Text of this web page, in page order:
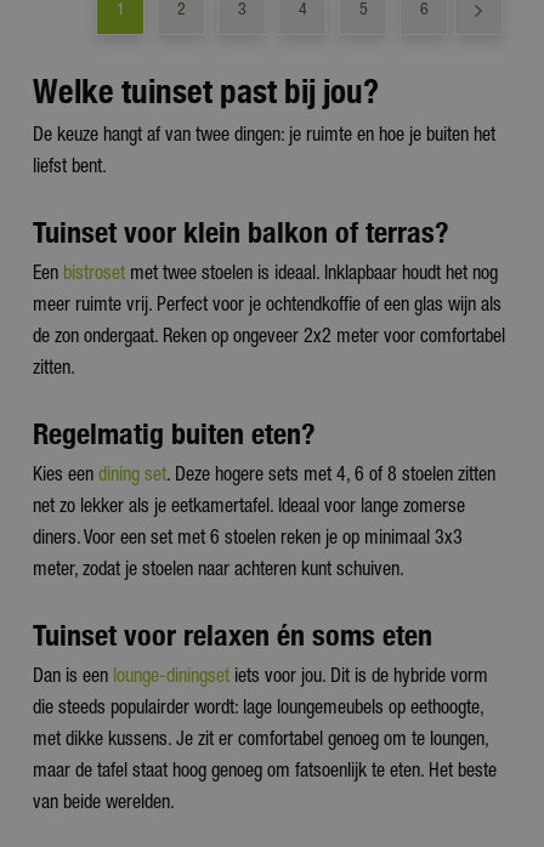
1 2 3 4 5 6
Welke tuinset past bij jou?
De keuze hangt af van twee dingen: je ruimte en hoe je buiten het
liefst bent.
Tuinset voor klein balkon of terras?
Een bistroset met twee stoelen is ideaal. Inklapbaar houdt het nog
meer ruimte vrij. Perfect voor je ochtendkoffie of een glas wijn als
de zon ondergaat. Reken op ongeveer 2x2 meter voor comfortabel
zitten.
Regelmatig buiten eten?
Kies een dining set. Deze hogere sets met 4, 6 of 8 stoelen zitten
net zo lekker als je eetkamertafel. Ideaal voor lange zomerse
diners. Voor een set met 6 stoelen reken je op minimaal 3x3
meter, zodat je stoelen naar achteren kunt schuiven.
Tuinset voor relaxen én soms eten
Dan is een lounge-diningset iets voor jou. Dit is de hybride vorm
die steeds populairder wordt: lage loungemeubels op eethoogte,
met dikke kussens. Je zit er comfortabel genoeg om te loungen,
maar de tafel staat hoog genoeg om fatsoenlijk te eten. Het beste
van beide werelden.